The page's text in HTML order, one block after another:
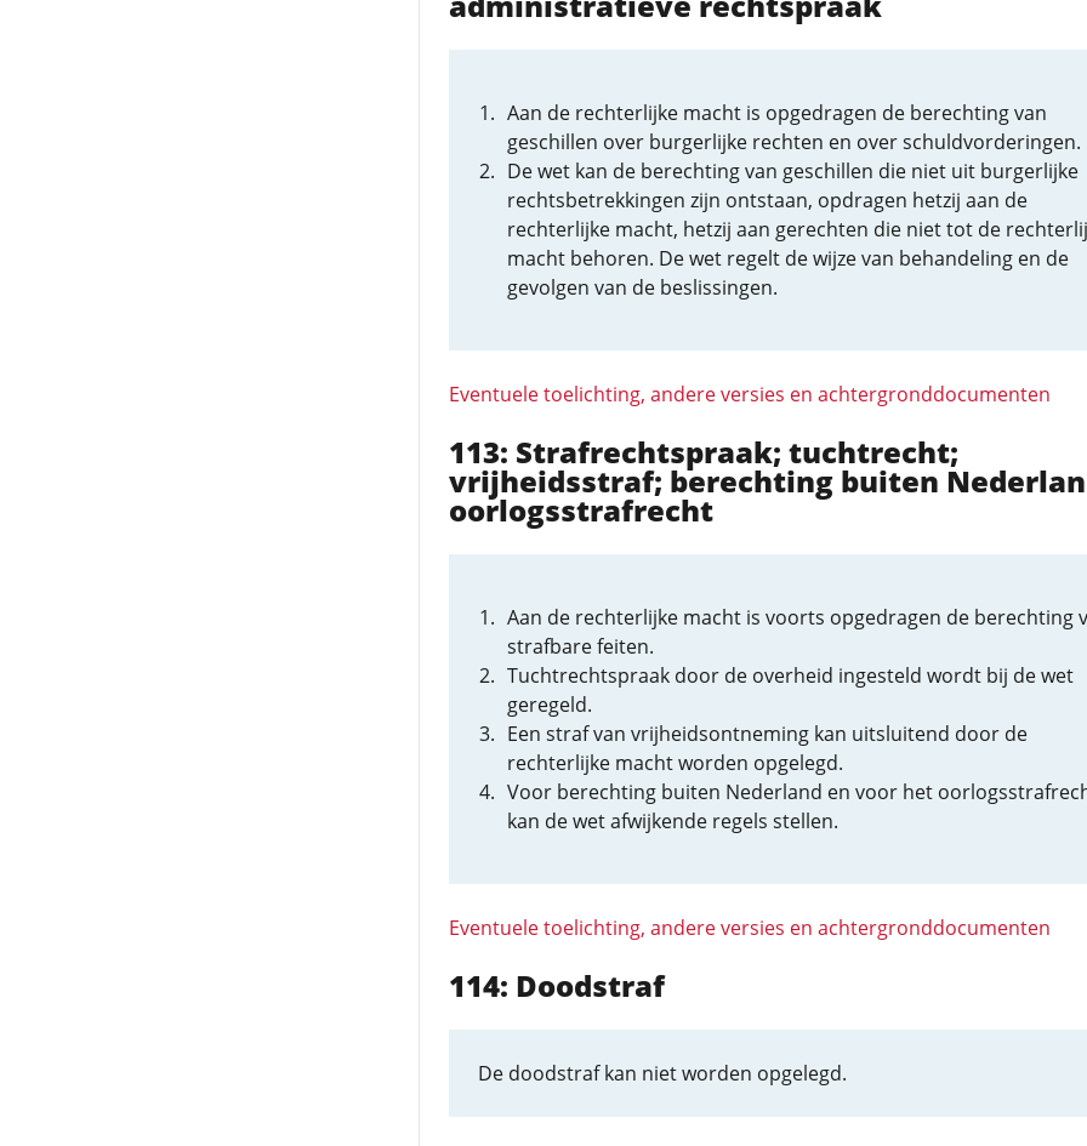
Aan de rechterlijke macht is opgedragen de berechting van
geschillen over burgerlijke rechten en over schuldvorderingen.
De wet kan de berechting van geschillen die niet uit burgerlijke
rechtsbetrekkingen zijn ontstaan, opdragen hetzij aan de
rechterlijke macht, hetzij aan gerechten die niet tot de
macht behoren. De wet regelt de wijze van behandeling en de
gevolgen van de beslissingen.
Eventuele toelichting, andere versies en achtergronddocumenten
113: Strafrechtspraak; tuchtrecht;
vrijheidsstraf; berechting buiten
oorlogsstrafrecht
Aan de rechterlijke macht is voorts opgedragen de berechting
strafbare feiten.
Tuchtrechtspraak door de overheid ingesteld wordt bij de wet
geregeld.
Een straf van vrijheidsontneming kan uitsluitend door de
rechterlijke macht worden opgelegd.
Voor berechting buiten Nederland en voor het
kan de wet afwijkende regels stellen.
Eventuele toelichting, andere versies en achtergronddocumenten
114: Doodstraf
De doodstraf kan niet worden opgelegd.